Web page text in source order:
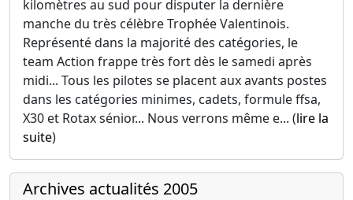
kilomètres au sud pour disputer la dernière
manche du très célèbre Trophée Valentinois.
Représenté dans la majorité des catégories, le
team Action frappe très fort dès le samedi après
midi... Tous les pilotes se placent aux avants postes
dans les catégories minimes, cadets, formule ffsa,
X30 et Rotax sénior... Nous verrons même e... (lire la
suite)
Archives actualités 2005